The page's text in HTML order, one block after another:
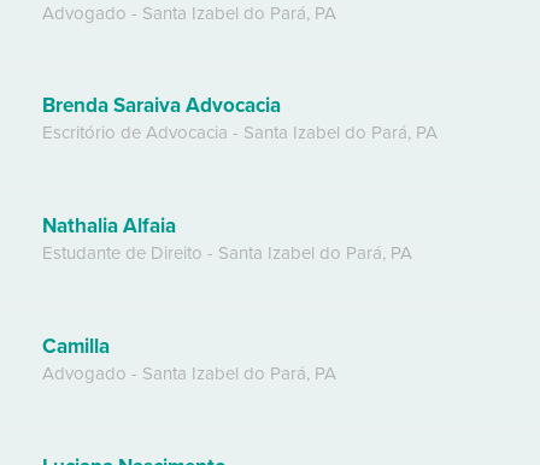
Advogado - Santa Izabel do Pará, PA
Brenda Saraiva Advocacia
Escritório de Advocacia - Santa Izabel do Pará, PA
Nathalia Alfaia
Estudante de Direito - Santa Izabel do Pará, PA
Camilla
Advogado - Santa Izabel do Pará, PA